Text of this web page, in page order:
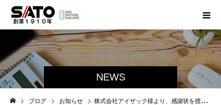
NEWS
ブログ お知らせ 株式会社アイザック様より、感謝状を授与いたしました。